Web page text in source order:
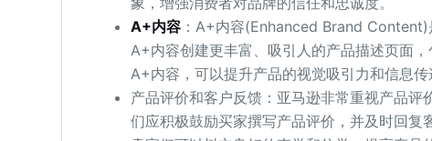
A+内容：A+内容(Enhanced Brand Content)
A+内容创建更丰富、吸引人的产品描述页面
A+内容，可以提升产品的视觉吸引力和信息传
产品评价和客户反馈：亚马逊非常重视产品
们应积极鼓励买家撰写产品评价，并及时回复